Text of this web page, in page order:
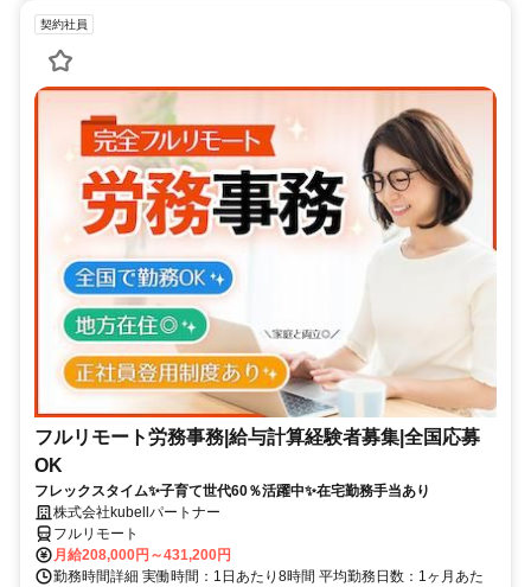
契約社員
フルリモート労務事務|給与計算経験者募集|全国応募
OK
フレックスタイム✨子育て世代60％活躍中✨在宅勤務手当あり
株式会社kubellパートナー
フルリモート
月給208,000円～431,200円
勤務時間詳細 実働時間：1日あたり8時間 平均勤務日数：1ヶ月あた